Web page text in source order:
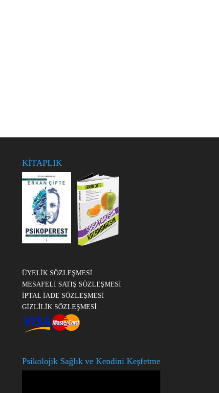
KİTAPLIK
ÜYELİK SÖZLEŞMESİ
MESAFELİ SATIŞ SÖZLEŞMESİ
İPTAL İADE SÖZLEŞMESİ
GİZLİLİK SÖZLEŞMESİ
Psikolojik Sağlık ve Kendini Keşfetme